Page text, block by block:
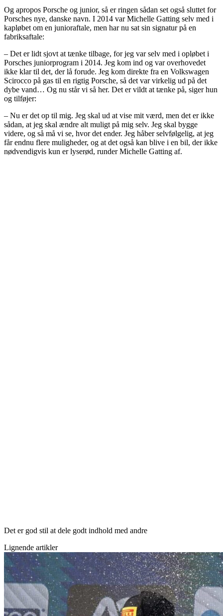
Og apropos Porsche og junior, så er ringen sådan set også sluttet for
Porsches nye, danske navn. I 2014 var Michelle Gatting selv med i
kapløbet om en junioraftale, men har nu sat sin signatur på en
fabriksaftale:
– Det er lidt sjovt at tænke tilbage, for jeg var selv med i opløbet i
Porsches juniorprogram i 2014. Jeg kom ind og var overhovedet
ikke klar til det, der lå forude. Jeg kom direkte fra en Volkswagen
Scirocco på gas til en rigtig Porsche, så det var virkelig ud på det
dybe vand… Og nu står vi så her. Det er vildt at tænke på, siger hun
og tilføjer:
– Nu er det op til mig. Jeg skal ud at vise mit værd, men det er ikke
sådan, at jeg skal ændre alt muligt på mig selv. Jeg skal bygge
videre, og så må vi se, hvor det ender. Jeg håber selvfølgelig, at jeg
får endnu flere muligheder, og at det også kan blive i en bil, der ikke
nødvendigvis kun er lyserød, runder Michelle Gatting af.
Det er god stil at dele godt indhold med andre
Lignende artikler